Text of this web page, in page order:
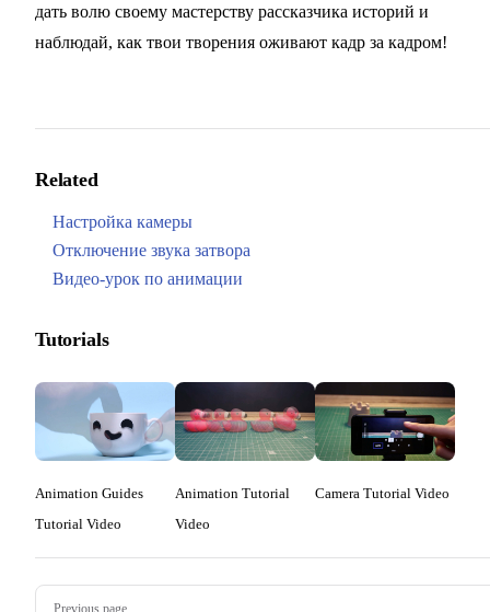
дать волю своему мастерству рассказчика историй и
наблюдай, как твои творения оживают кадр за кадром!
Related
Настройка камеры
Отключение звука затвора
Видео-урок по анимации
Tutorials
Animation Guides
Tutorial Video
Animation Tutorial
Video
Camera Tutorial Video
Pager
Previous page